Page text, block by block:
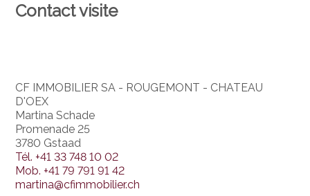
Contact visite
CF IMMOBILIER SA - ROUGEMONT - CHATEAU
D'OEX
Martina Schade
Promenade 25
3780 Gstaad
Tél.+41 33 748 10 02
Mob.+41 79 791 91 42
martina@cfimmobilier.ch